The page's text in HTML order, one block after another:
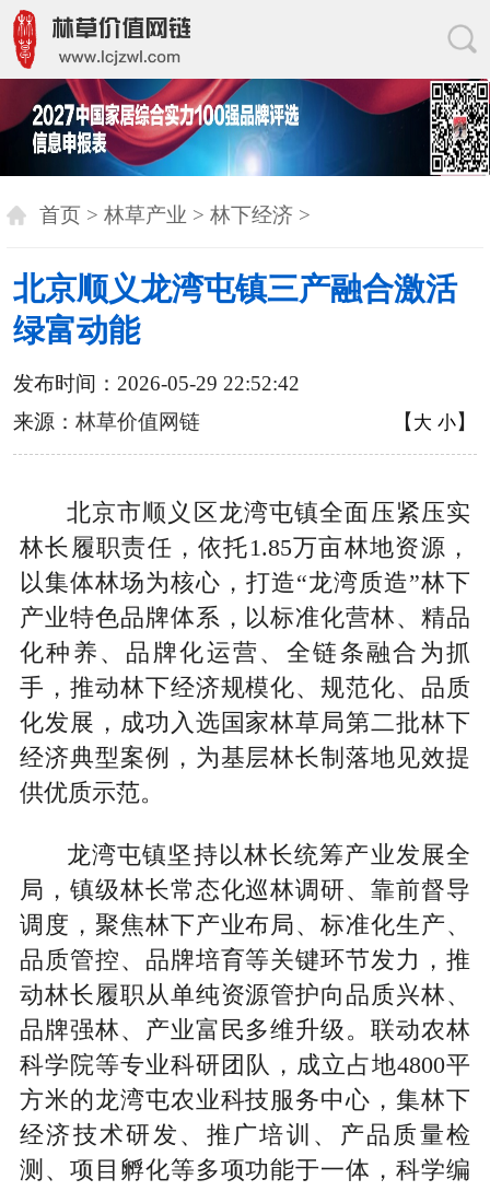
首页 > 林草产业 > 林下经济>
北京顺义龙湾屯镇三产融合激活
绿富动能
发布时间：2026-05-29 22:52:42
来源： 林草价值网链 【 大 小】
北京市顺义区龙湾屯镇全面压紧压实
林长履职责任，依托1.85万亩林地资源，
以集体林场为核心，打造“龙湾质造”林下
产业特色品牌体系，以标准化营林、精品
化种养、品牌化运营、全链条融合为抓
手，推动林下经济规模化、规范化、品质
化发展，成功入选国家林草局第二批林下
经济典型案例，为基层林长制落地见效提
供优质示范。
龙湾屯镇坚持以林长统筹产业发展全
局，镇级林长常态化巡林调研、靠前督导
调度，聚焦林下产业布局、标准化生产、
品质管控、品牌培育等关键环节发力，推
动林长履职从单纯资源管护向品质兴林、
品牌强林、产业富民多维升级。联动农林
科学院等专业科研团队，成立占地4800平
方米的龙湾屯农业科技服务中心，集林下
经济技术研发、推广培训、产品质量检
测、项目孵化等多项功能于一体，科学编